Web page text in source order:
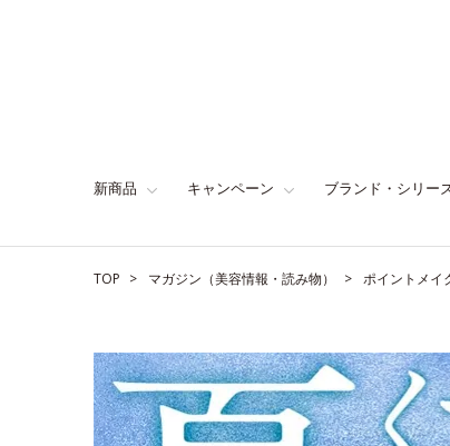
新商品 キャンペーン ブランド・シリー
TOP マガジン（美容情報・読み物） ポイントメイ